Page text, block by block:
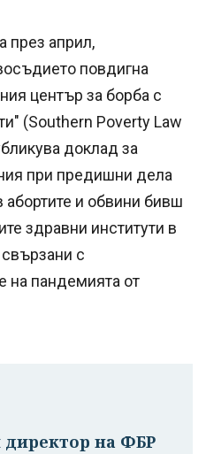
през април,
повдигна
център за борба с
(Southern Poverty Law
доклад за
при предишни дела
абортите и обвини бивш
здравни институти в
с
на пандемията от
на ФБР